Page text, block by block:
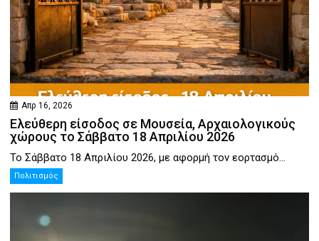
Απρ 16, 2026
Ελεύθερη είσοδος σε Μουσεία, Αρχαιολογικούς
χώρους το Σάββατο 18 Απριλίου 2026
Το Σάββατο 18 Απριλίου 2026, με αφορμή τον εορτασμό...
Πολιτισμός